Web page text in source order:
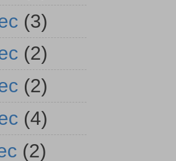
(3)
(2)
(2)
(4)
(2)